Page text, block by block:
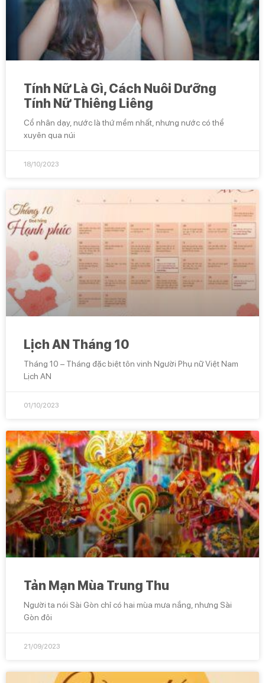
Tính Nữ Là Gì, Cách Nuôi Dưỡng
Tính Nữ Thiêng Liêng
Cổ nhân dạy, nước là thứ mềm nhất, nhưng nước có thể
xuyên qua núi
18/10/2023
Lịch AN Tháng 10
Tháng 10 – Tháng đặc biệt tôn vinh Người Phụ nữ Việt Nam
Lịch AN
01/10/2023
Tản Mạn Mùa Trung Thu
Người ta nói Sài Gòn chỉ có hai mùa mưa nắng, nhưng Sài
Gòn đôi
21/09/2023